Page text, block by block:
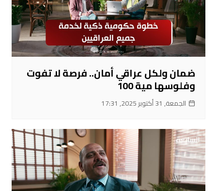
ضمان ولكل عراقي أمان.. فرصة لا تفوت
وفلوسها مية 100
الجمعة, 31 أكتوبر 2025, 17:31